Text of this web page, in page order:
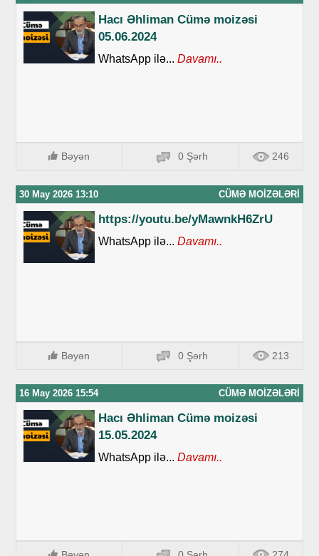
Hacı Əhliman Cümə moizəsi
05.06.2024
WhatsApp ilə... Davamı..
Bəyən 0 Şərh 246
30 May 2026 13:10 CÜMƏ MOIZƏLƏRI
https://youtu.be/yMawnkH6ZrU
WhatsApp ilə... Davamı..
Bəyən 0 Şərh 213
16 May 2026 15:54 CÜMƏ MOIZƏLƏRI
Hacı Əhliman Cümə moizəsi
15.05.2024
WhatsApp ilə... Davamı..